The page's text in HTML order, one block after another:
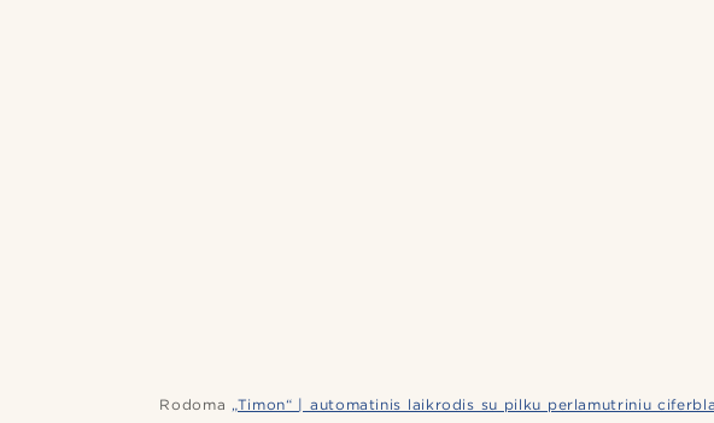
Rodoma „Timon“ | automatinis laikrodis su pilku perlamutriniu